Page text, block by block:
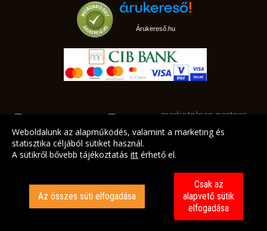
Árukereső.hu
marketplace partner
Weboldalunk az alapműködés, valamint a marketing és
statisztika céljából sütiket használ.
A sütikről bővebb tájékoztatás itt érhető el.
Az összes süti elfogadása
Csak az
alapvető sütik
elfogadása